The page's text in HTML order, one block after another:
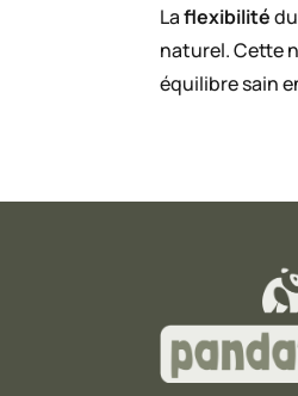
Laflexibilité
naturel. Cette
équilibre sain